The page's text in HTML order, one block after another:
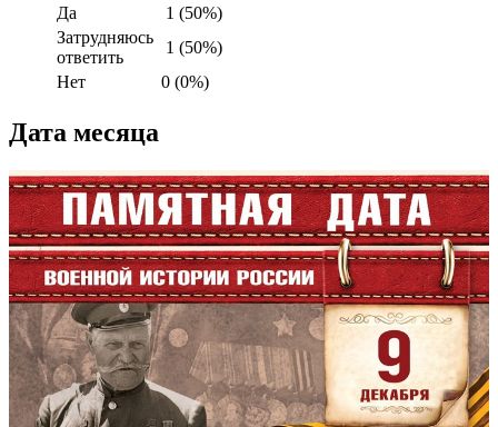
Да
1 (50%)
Затрудняюсь
ответить
1 (50%)
Нет
0 (0%)
Дата месяца